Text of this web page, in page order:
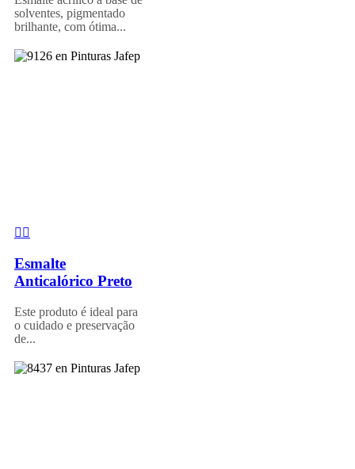
solventes, pigmentado
brilhante, com ótima...
Esmalte
Anticalórico Preto
Este produto é ideal para
o cuidado e preservação
de...